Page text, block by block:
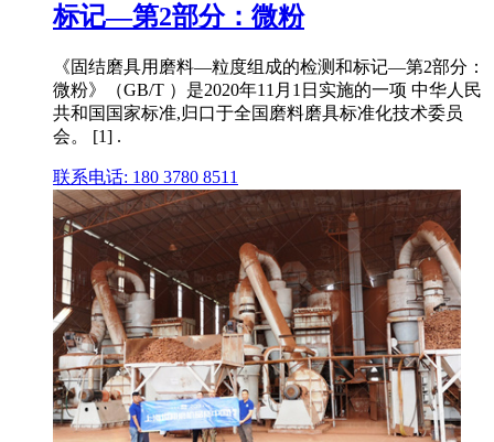
标记—第2部分：微粉
《固结磨具用磨料—粒度组成的检测和标记—第2部分：
微粉》（GB/T ）是2020年11月1日实施的一项 中华人民
共和国国家标准,归口于全国磨料磨具标准化技术委员
会。 [1] .
联系电话: 180 3780 8511